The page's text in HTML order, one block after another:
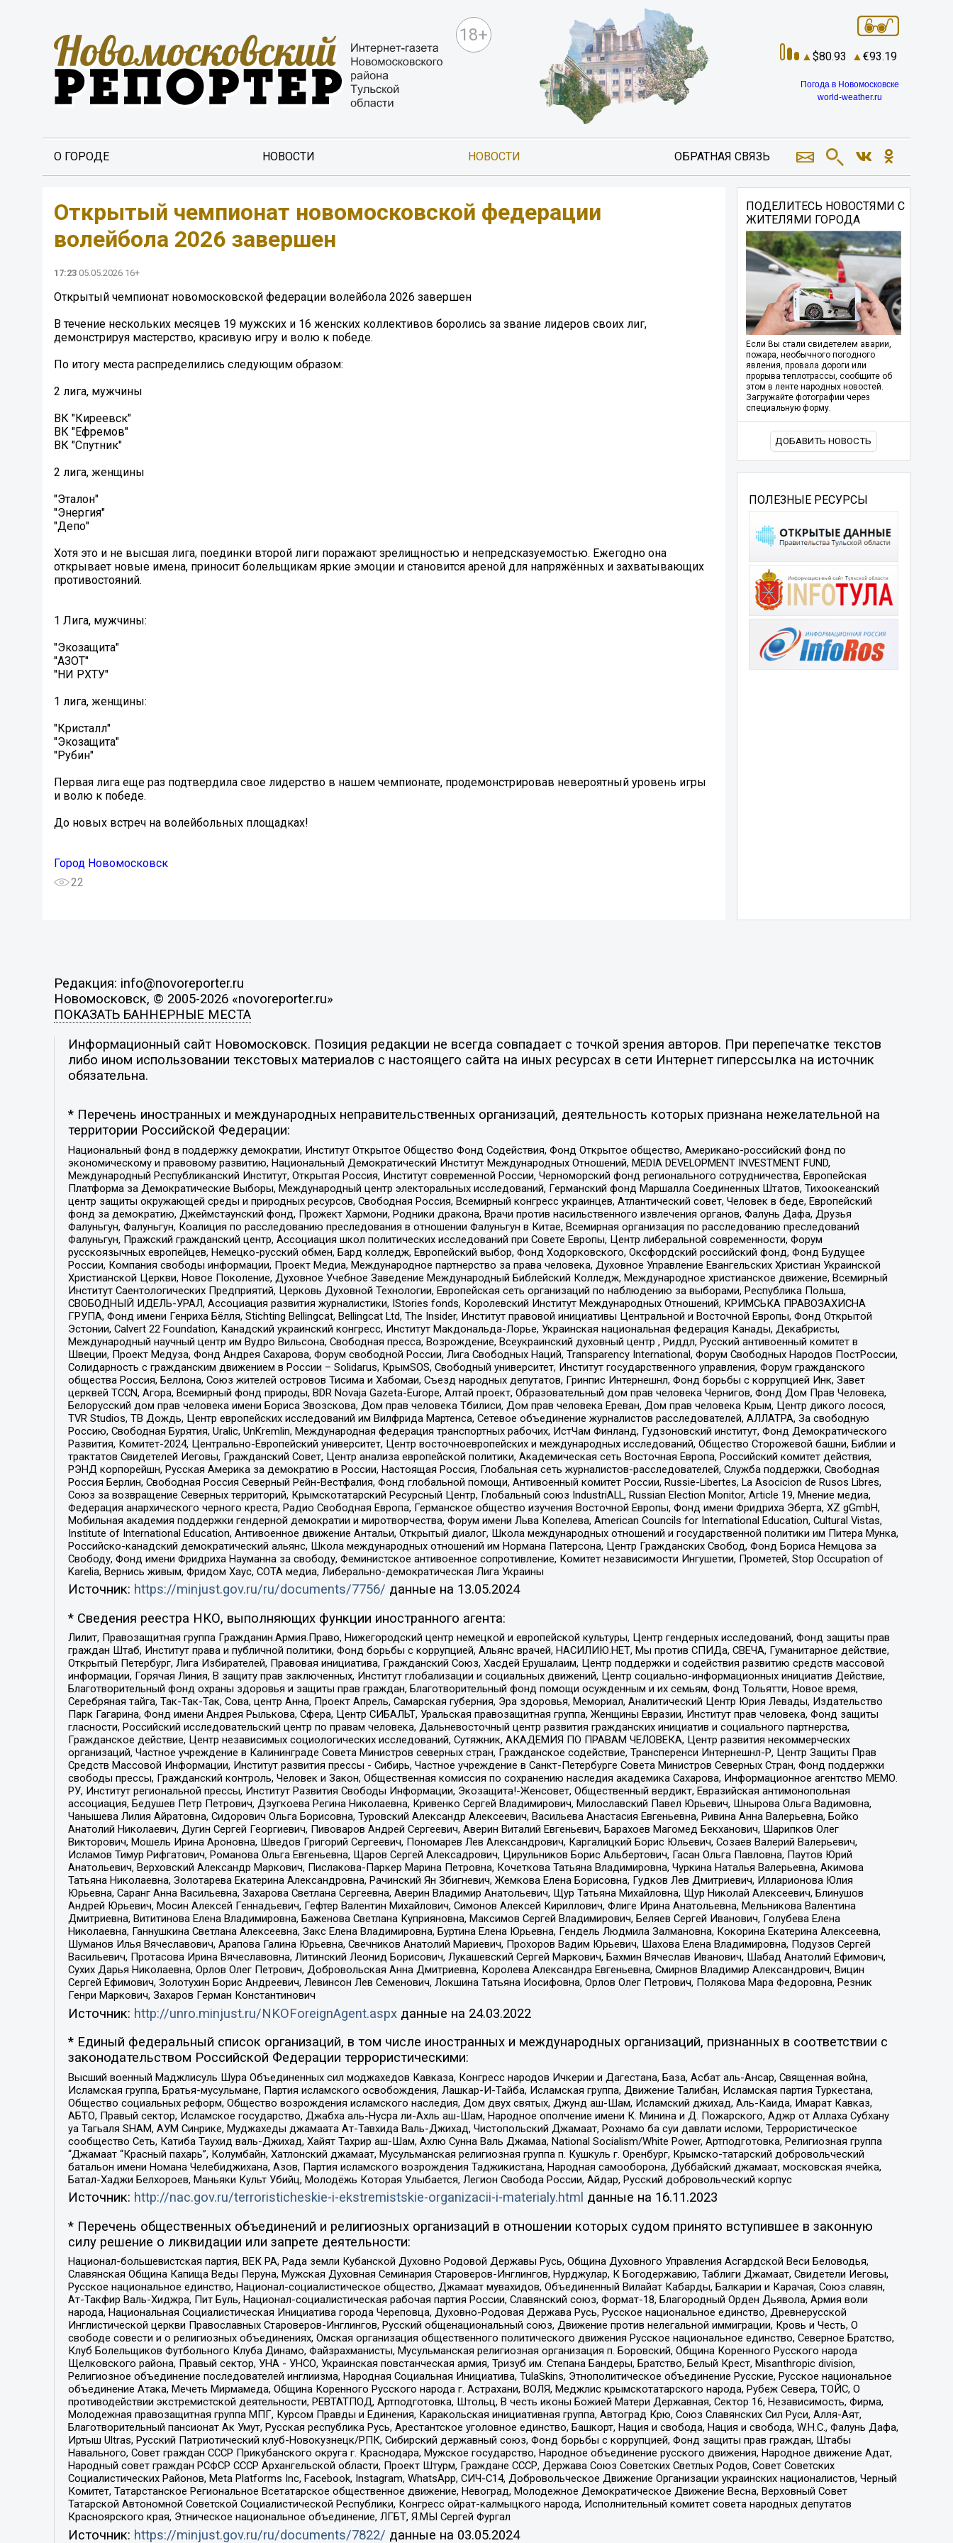
18+
80.93 93.19
Погода в Новомосковске
world-weather.ru
О ГОРОДЕ НОВОСТИ НОВОСТИ ОБРАТНАЯ СВЯЗЬ
Открытый чемпионат новомосковской федерации
волейбола 2026 завершен
17:23 05.05.2026 16+
Открытый чемпионат новомосковской федерации волейбола 2026 завершен
В течение нескольких месяцев 19 мужских и 16 женских коллективов боролись за звание лидеров своих лиг,
демонстрируя мастерство, красивую игру и волю к победе.
По итогу места распределились следующим образом:
2 лига, мужчины
ВК "Киреевск"
ВК "Ефремов"
ВК "Спутник"
2 лига, женщины
"Эталон"
"Энергия"
"Депо"
Хотя это и не высшая лига, поединки второй лиги поражают зрелищностью и непредсказуемостью. Ежегодно она
открывает новые имена, приносит болельщикам яркие эмоции и становится ареной для напряжённых и захватывающих
противостояний.
1 Лига, мужчины:
"Экозащита"
"АЗОТ"
"НИ РХТУ"
1 лига, женщины:
"Кристалл"
"Экозащита"
"Рубин"
Первая лига еще раз подтвердила свое лидерство в нашем чемпионате, продемонстрировав невероятный уровень игры
и волю к победе.
До новых встреч на волейбольных площадках!
Город Новомосковск
22
ПОДЕЛИТЕСЬ НОВОСТЯМИ С
ЖИТЕЛЯМИ ГОРОДА
Если Вы стали свидетелем аварии,
пожара, необычного погодного
явления, провала дороги или
прорыва теплотрассы, сообщите об
этом в ленте народных новостей.
Загружайте фотографии через
специальную форму.
ДОБАВИТЬ НОВОСТЬ
ПОЛЕЗНЫЕ РЕСУРСЫ
Редакция: info@novoreporter.ru
Новомосковск, © 2005-2026 «novoreporter.ru»
ПОКАЗАТЬ БАННЕРНЫЕ МЕСТА
Информационный сайт Новомосковск. Позиция редакции не всегда совпадает с точкой зрения авторов. При перепечатке текстов
либо ином использовании текстовых материалов с настоящего сайта на иных ресурсах в сети Интернет гиперссылка на источник
обязательна.
* Перечень иностранных и международных неправительственных организаций, деятельность которых признана нежелательной на
территории Российской Федерации:
Национальный фонд в поддержку демократии, Институт Открытое Общество Фонд Содействия, Фонд Открытое общество, Американо-российский фонд по
экономическому и правовому развитию, Национальный Демократический Институт Международных Отношений, MEDIA DEVELOPMENT INVESTMENT FUND,
Международный Республиканский Институт, Открытая Россия, Институт современной России, Черноморский фонд регионального сотрудничества, Европейская
Платформа за Демократические Выборы, Международный центр электоральных исследований, Германский фонд Маршалла Соединенных Штатов, Тихоокеанский
центр защиты окружающей среды и природных ресурсов, Свободная Россия, Всемирный конгресс украинцев, Атлантический совет, Человек в беде, Европейский
фонд за демократию, Джеймстаунский фонд, Прожект Хармони, Родники дракона, Врачи против насильственного извлечения органов, Фалунь Дафа, Друзья
Фалуньгун, Фалуньгун, Коалиция по расследованию преследования в отношении Фалуньгун в Китае, Всемирная организация по расследованию преследований
Фалуньгун, Пражский гражданский центр, Ассоциация школ политических исследований при Совете Европы, Центр либеральной современности, Форум
русскоязычных европейцев, Немецко-русский обмен, Бард колледж, Европейский выбор, Фонд Ходорковского, Оксфордский российский фонд, Фонд Будущее
России, Компания свободы информации, Проект Медиа, Международное партнерство за права человека, Духовное Управление Евангельских Христиан Украинской
Христианской Церкви, Новое Поколение, Духовное Учебное Заведение Международный Библейский Колледж, Международное христианское движение, Всемирный
Институт Саентологических Предприятий, Церковь Духовной Технологии, Европейская сеть организаций по наблюдению за выборами, Республика Польша,
СВОБОДНЫЙ ИДЕЛЬ-УРАЛ, Ассоциация развития журналистики, IStories fonds, Королевский Институт Международных Отношений, КРИМСЬКА ПРАВОЗАХИСНА
ГРУПА, Фонд имени Генриха Бёлля, Stichting Bellingcat, Bellingcat Ltd, The Insider, Институт правовой инициативы Центральной и Восточной Европы, Фонд Открытой
Эстонии, Calvert 22 Foundation, Канадский украинский конгресс, Институт Макдональда-Лорье, Украинская национальная федерация Канады, Декабристы,
Международный научный центр им Вудро Вильсона, Свободная пресса, Возрождение, Всеукраинский духовный центр , Риддл, Русский антивоенный комитет в
Швеции, Проект Медуза, Фонд Андрея Сахарова, Форум свободной России, Лига Свободных Наций, Transparеncy International, Форум Свободных Народов ПостРоссии,
Солидарность с гражданским движением в России – Solidarus, КрымSOS, Свободный университет, Институт государственного управления, Форум гражданского
общества Россия, Беллона, Союз жителей островов Тисима и Хабомаи, Съезд народных депутатов, Гринпис Интернешнл, Фонд борьбы с коррупцией Инк, Завет
церквей TCCN, Агора, Всемирный фонд природы, BDR Novaja Gazeta-Europe, Алтай проект, Образовательный дом прав человека Чернигов, Фонд Дом Прав Человека,
Белорусский дом прав человека имени Бориса Звозскова, Дом прав человека Тбилиси, Дом прав человека Ереван, Дом прав человека Крым, Центр дикого лосося,
TVR Studios, ТВ Дождь, Центр европейских исследований им Вилфрида Мартенса, Сетевое объединение журналистов расследователей, АЛЛАТРА, За свободную
Россию, Свободная Бурятия, Uralic, UnKremlin, Международная федерация транспортных рабочих, ИстЧам Финланд, Гудзоновский институт, Фонд Демократического
Развития, Комитет-2024, Центрально-Европейский университет, Центр восточноевропейских и международных исследований, Общество Сторожевой башни, Библии и
трактатов Свидетелей Иеговы, Гражданский Совет, Центр анализа европейской политики, Академическая сеть Восточная Европа, Российский комитет действия,
РЭНД корпорейшн, Русская Америка за демократию в России, Настоящая Россия, Глобальная сеть журналистов-расследователей, Служба поддержки, Свободная
Россия Берлин, Свободная Россия Северный Рейн-Вестфалия, Фонд глобальной помощи, Антивоенный комитет России, Russie-Libertes, La Asocicion de Rusos Libres,
Союз за возвращение Северных территорий, Крымскотатарский Ресурсный Центр, Глобальный союз IndustriALL, Russian Election Monitor, Article 19, Мнение медиа,
Федерация анархического черного креста, Радио Свободная Европа, Германское общество изучения Восточной Европы, Фонд имени Фридриха Эберта, XZ gGmbH,
Мобильная академия поддержки гендерной демократии и миротворчества, Форум имени Льва Копелева, American Councils for International Education, Cultural Vistas,
Institute of International Education, Антивоенное движение Антальи, Открытый диалог, Школа международных отношений и государственной политики им Питера Мунка,
Российско-канадский демократический альянс, Школа международных отношений им Нормана Патерсона, Центр Гражданских Свобод, Фонд Бориса Немцова за
Свободу, Фонд имени Фридриха Науманна за свободу, Феминистское антивоенное сопротивление, Комитет независимости Ингушетии, Прометей, Stop Occupation of
Karelia, Вернись живым, Фридом Хаус, СОТА медиа, Либерально-демократическая Лига Украины
Источник: https://minjust.gov.ru/ru/documents/7756/ данные на 13.05.2024
* Сведения реестра НКО, выполняющих функции иностранного агента:
Лилит, Правозащитная группа Гражданин.Армия.Право, Нижегородский центр немецкой и европейской культуры, Центр гендерных исследований, Фонд защиты прав
граждан Штаб, Институт права и публичной политики, Фонд борьбы с коррупцией, Альянс врачей, НАСИЛИЮ.НЕТ, Мы против СПИДа, СВЕЧА, Гуманитарное действие,
Открытый Петербург, Лига Избирателей, Правовая инициатива, Гражданский Союз, Хасдей Ерушалаим, Центр поддержки и содействия развитию средств массовой
информации, Горячая Линия, В защиту прав заключенных, Институт глобализации и социальных движений, Центр социально-информационных инициатив Действие,
Благотворительный фонд охраны здоровья и защиты прав граждан, Благотворительный фонд помощи осужденным и их семьям, Фонд Тольятти, Новое время,
Серебряная тайга, Так-Так-Так, Сова, центр Анна, Проект Апрель, Самарская губерния, Эра здоровья, Мемориал, Аналитический Центр Юрия Левады, Издательство
Парк Гагарина, Фонд имени Андрея Рылькова, Сфера, Центр СИБАЛЬТ, Уральская правозащитная группа, Женщины Евразии, Институт прав человека, Фонд защиты
гласности, Российский исследовательский центр по правам человека, Дальневосточный центр развития гражданских инициатив и социального партнерства,
Гражданское действие, Центр независимых социологических исследований, Сутяжник, АКАДЕМИЯ ПО ПРАВАМ ЧЕЛОВЕКА, Центр развития некоммерческих
организаций, Частное учреждение в Калининграде Совета Министров северных стран, Гражданское содействие, Трансперенси Интернешнл-Р, Центр Защиты Прав
Средств Массовой Информации, Институт развития прессы - Сибирь, Частное учреждение в Санкт-Петербурге Совета Министров Северных Стран, Фонд поддержки
свободы прессы, Гражданский контроль, Человек и Закон, Общественная комиссия по сохранению наследия академика Сахарова, Информационное агентство МЕМО.
РУ, Институт региональной прессы, Институт Развития Свободы Информации, Экозащита!-Женсовет, Общественный вердикт, Евразийская антимонопольная
ассоциация, Бедушев Петр Петрович, Дзугкоева Регина Николаевна, Кривенко Сергей Владимирович, Милославский Павел Юрьевич, Шнырова Ольга Вадимовна,
Чанышева Лилия Айратовна, Сидорович Ольга Борисовна, Туровский Александр Алексеевич, Васильева Анастасия Евгеньевна, Ривина Анна Валерьевна, Бойко
Анатолий Николаевич, Дугин Сергей Георгиевич, Пивоваров Андрей Сергеевич, Аверин Виталий Евгеньевич, Барахоев Магомед Бекханович, Шарипков Олег
Викторович, Мошель Ирина Ароновна, Шведов Григорий Сергеевич, Пономарев Лев Александрович, Каргалицкий Борис Юльевич, Созаев Валерий Валерьевич,
Исламов Тимур Рифгатович, Романова Ольга Евгеньевна, Щаров Сергей Алексадрович, Цирульников Борис Альбертович, Гасан Ольга Павловна, Паутов Юрий
Анатольевич, Верховский Александр Маркович, Пислакова-Паркер Марина Петровна, Кочеткова Татьяна Владимировна, Чуркина Наталья Валерьевна, Акимова
Татьяна Николаевна, Золотарева Екатерина Александровна, Рачинский Ян Збигневич, Жемкова Елена Борисовна, Гудков Лев Дмитриевич, Илларионова Юлия
Юрьевна, Саранг Анна Васильевна, Захарова Светлана Сергеевна, Аверин Владимир Анатольевич, Щур Татьяна Михайловна, Щур Николай Алексеевич, Блинушов
Андрей Юрьевич, Мосин Алексей Геннадьевич, Гефтер Валентин Михайлович, Симонов Алексей Кириллович, Флиге Ирина Анатольевна, Мельникова Валентина
Дмитриевна, Вититинова Елена Владимировна, Баженова Светлана Куприяновна, Максимов Сергей Владимирович, Беляев Сергей Иванович, Голубева Елена
Николаевна, Ганнушкина Светлана Алексеевна, Закс Елена Владимировна, Буртина Елена Юрьевна, Гендель Людмила Залмановна, Кокорина Екатерина Алексеевна,
Шуманов Илья Вячеславович, Арапова Галина Юрьевна, Свечников Анатолий Мариевич, Прохоров Вадим Юрьевич, Шахова Елена Владимировна, Подузов Сергей
Васильевич, Протасова Ирина Вячеславовна, Литинский Леонид Борисович, Лукашевский Сергей Маркович, Бахмин Вячеслав Иванович, Шабад Анатолий Ефимович,
Сухих Дарья Николаевна, Орлов Олег Петрович, Добровольская Анна Дмитриевна, Королева Александра Евгеньевна, Смирнов Владимир Александрович, Вицин
Сергей Ефимович, Золотухин Борис Андреевич, Левинсон Лев Семенович, Локшина Татьяна Иосифовна, Орлов Олег Петрович, Полякова Мара Федоровна, Резник
Генри Маркович, Захаров Герман Константинович
Источник: http://unro.minjust.ru/NKOForeignAgent.aspxданные на 24.03.2022
* Единый федеральный список организаций, в том числе иностранных и международных организаций, признанных в соответствии с
законодательством Российской Федерации террористическими:
Высший военный Маджлисуль Шура Объединенных сил моджахедов Кавказа, Конгресс народов Ичкерии и Дагестана, База, Асбат аль-Ансар, Священная война,
Исламская группа, Братья-мусульмане, Партия исламского освобождения, Лашкар-И-Тайба, Исламская группа, Движение Талибан, Исламская партия Туркестана,
Общество социальных реформ, Общество возрождения исламского наследия, Дом двух святых, Джунд аш-Шам, Исламский джихад, Аль-Каида, Имарат Кавказ,
АБТО, Правый сектор, Исламское государство, Джабха аль-Нусра ли-Ахль аш-Шам, Народное ополчение имени К. Минина и Д. Пожарского, Аджр от Аллаха Субхану
уа Тагьаля SHAM, АУМ Синрике, Муджахеды джамаата Ат-Тавхида Валь-Джихад, Чистопольский Джамаат, Рохнамо ба суи давлати исломи, Террористическое
сообщество Сеть, Катиба Таухид валь-Джихад, Хайят Тахрир аш-Шам, Ахлю Сунна Валь Джамаа, National Socialism/White Power, Артподготовка, Религиозная группа
“Джамаат “Красный пахарь”, Колумбайн, Хатлонский джамаат, Мусульманская религиозная группа п. Кушкуль г. Оренбург, Крымско-татарский добровольческий
батальон имени Номана Челебиджихана, Азов, Партия исламского возрождения Таджикистана, Народная самооборона, Дуббайский джамаат, московская ячейка,
Батал-Хаджи Белхороев, Маньяки Культ Убийц, Молодёжь Которая Улыбается, Легион Свобода России, Айдар, Русский добровольческий корпус
Источник: http://nac.gov.ru/terroristicheskie-i-ekstremistskie-organizacii-i-materialy.html данные на 16.11.2023
* Перечень общественных объединений и религиозных организаций в отношении которых судом принято вступившее в законную
силу решение о ликвидации или запрете деятельности:
Национал-большевистская партия, ВЕК РА, Рада земли Кубанской Духовно Родовой Державы Русь, Община Духовного Управления Асгардской Веси Беловодья,
Славянская Община Капища Веды Перуна, Мужская Духовная Семинария Староверов-Инглингов, Нурджулар, К Богодержавию, Таблиги Джамаат, Свидетели Иеговы,
Русское национальное единство, Национал-социалистическое общество, Джамаат мувахидов, Объединенный Вилайат Кабарды, Балкарии и Карачая, Союз славян,
Ат-Такфир Валь-Хиджра, Пит Буль, Национал-социалистическая рабочая партия России, Славянский союз, Формат-18, Благородный Орден Дьявола, Армия воли
народа, Национальная Социалистическая Инициатива города Череповца, Духовно-Родовая Держава Русь, Русское национальное единство, Древнерусской
Инглистической церкви Православных Староверов-Инглингов, Русский общенациональный союз, Движение против нелегальной иммиграции, Кровь и Честь, О
свободе совести и о религиозных объединениях, Омская организация общественного политического движения Русское национальное единство, Северное Братство,
Клуб Болельщиков Футбольного Клуба Динамо, Файзрахманисты, Мусульманская религиозная организация п. Боровский, Община Коренного Русского народа
Щелковского района, Правый сектор, УНА - УНСО, Украинская повстанческая армия, Тризуб им. Степана Бандеры, Братство, Белый Крест, Misanthropic division,
Религиозное объединение последователей инглиизма, Народная Социальная Инициатива, TulaSkins, Этнополитическое объединение Русские, Русское национальное
объединение Атака, Мечеть Мирмамеда, Община Коренного Русского народа г. Астрахани, ВОЛЯ, Меджлис крымскотатарского народа, Рубеж Севера, ТОЙС, О
противодействии экстремистской деятельности, РЕВТАТПОД, Артподготовка, Штольц, В честь иконы Божией Матери Державная, Сектор 16, Независимость, Фирма,
Молодежная правозащитная группа МПГ, Курсом Правды и Единения, Каракольская инициативная группа, Автоград Крю, Союз Славянских Сил Руси, Алля-Аят,
Благотворительный пансионат Ак Умут, Русская республика Русь, Арестантское уголовное единство, Башкорт, Нация и свобода, Нация и свобода, W.H.С., Фалунь Дафа,
Иртыш Ultras, Русский Патриотический клуб-Новокузнецк/РПК, Сибирский державный союз, Фонд борьбы с коррупцией, Фонд защиты прав граждан, Штабы
Навального, Совет граждан СССР Прикубанского округа г. Краснодара, Мужское государство, Народное объединение русского движения, Народное движение Адат,
Народный совет граждан РСФСР СССР Архангельской области, Проект Штурм, Граждане СССР, Держава Союз Советских Светлых Родов, Совет Советских
Социалистических Районов, Meta Platforms Inc, Facebook, Instagram, WhatsApp, СИЧ-С14, Добровольческое Движение Организации украинских националистов, Черный
Комитет, Татарстанское Региональное Всетатарское общественное движение, Невоград, Молодежное Демократическое Движение Весна, Верховный Совет
Татарской Автономной Советской Социалистической Республики, Конгресс ойрат-калмыцкого народа, Исполнительный комитет совета народных депутатов
Красноярского края, Этническое национальное объединение, ЛГБТ, Я.МЫ Сергей Фургал
Источник: https://minjust.gov.ru/ru/documents/7822/ данные на 03.05.2024